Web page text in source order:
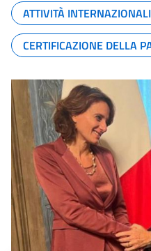
ATTIVITÀ
CERTIFICAZIONE DELLA